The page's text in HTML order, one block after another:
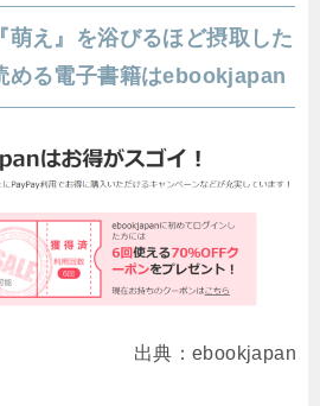
萌え』を浴びるほど摂取した
める電子書籍はebookjapan
出典：ebookjapan